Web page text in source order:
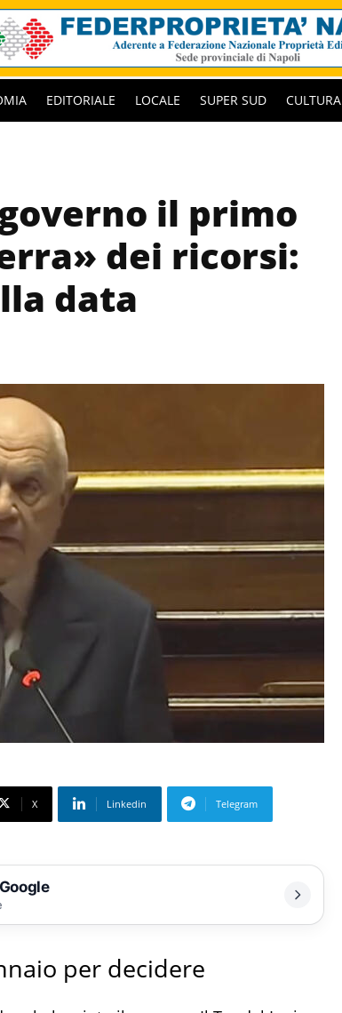
EDITORIALE LOCALE SUPER SUD CULTURA
il primo
dei ricorsi:
data
X Linkedin Telegram
per decidere